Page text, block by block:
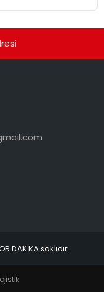
DAKİKA saklıdır.